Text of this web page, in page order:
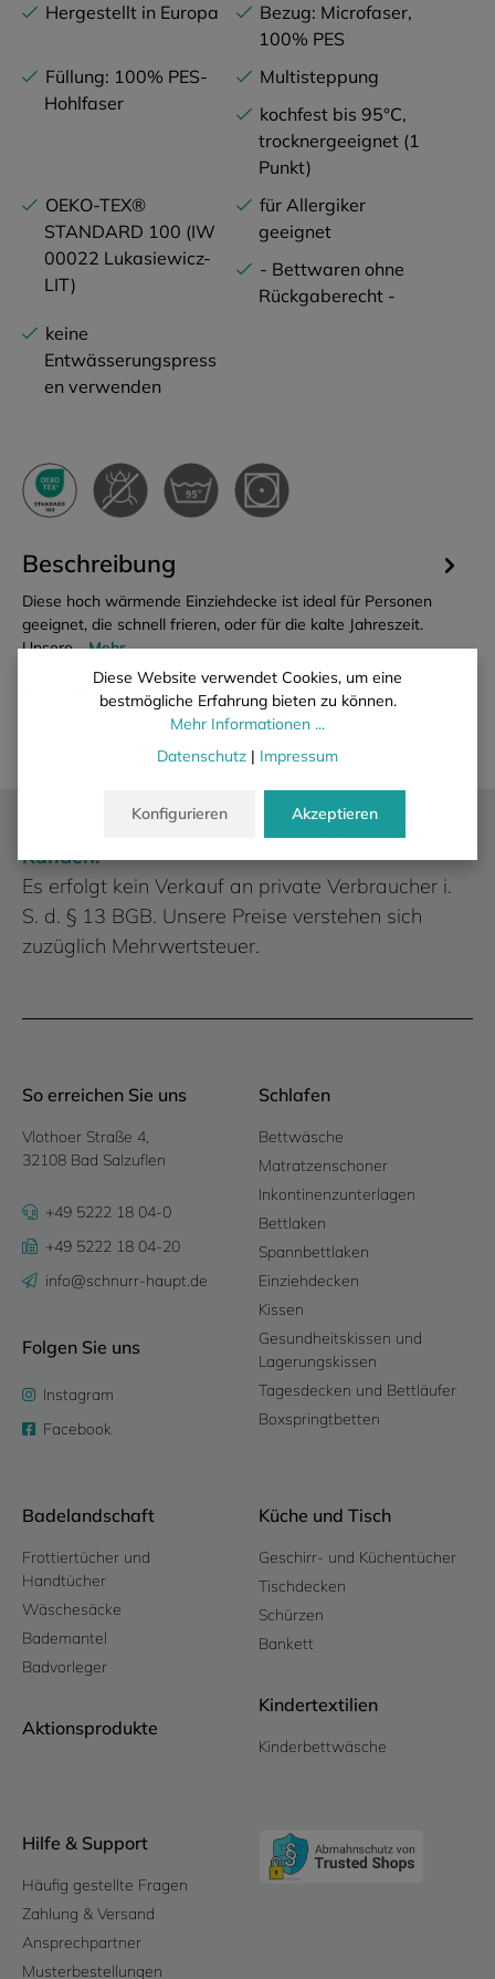
Hergestellt in Europa
Bezug: Microfaser,
100% PES
Füllung: 100% PES-
Hohlfaser
Multisteppung
kochfest bis 95°C,
trocknergeeignet (1
Punkt)
OEKO-TEX®
STANDARD 100 (IW
00022 Lukasiewicz-
LIT)
für Allergiker
geeignet
- Bettwaren ohne
Rückgaberecht -
keine
Entwässerungspress
en verwenden
Beschreibung
Diese hoch wärmende Einziehdecke ist ideal für Personen
geeignet, die schnell frieren, oder für die kalte Jahreszeit.
Unsere…Mehr
Eigenschaften
Wir liefern ausschließlich an gewerbliche
Kunden.
Es erfolgt kein Verkauf an private Verbraucher i.
S. d. § 13 BGB. Unsere Preise verstehen sich
zuzüglich Mehrwertsteuer.
So erreichen Sie uns
Vlothoer Straße 4,
32108 Bad Salzuflen
+49 5222 18 04-0
+49 5222 18 04-20
info@schnurr-haupt.de
Folgen Sie uns
Instagram
Facebook
Schlafen
Bettwäsche
Matratzenschoner
Inkontinenzunterlagen
Bettlaken
Spannbettlaken
Einziehdecken
Kissen
Gesundheitskissen und
Lagerungskissen
Tagesdecken und Bettläufer
Boxspringtbetten
Badelandschaft
Frottiertücher und
Handtücher
Wäschesäcke
Bademantel
Badvorleger
Aktionsprodukte
Küche und Tisch
Geschirr- und Küchentücher
Tischdecken
Schürzen
Bankett
Kindertextilien
Kinderbettwäsche
Hilfe & Support
Häufig gestellte Fragen
Zahlung & Versand
Ansprechpartner
Musterbestellungen
Diese Website verwendet Cookies, um eine
bestmögliche Erfahrung bieten zu können.
Mehr Informationen ...
Datenschutz | Impressum
Konfigurieren Akzeptieren